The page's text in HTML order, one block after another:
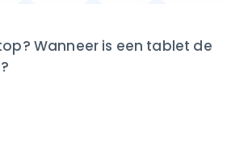
Wanneer is een tablet de